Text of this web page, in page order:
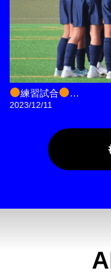
練習試合
で練習試合を行いまし
3校の皆さん、本日は
2023/12/11